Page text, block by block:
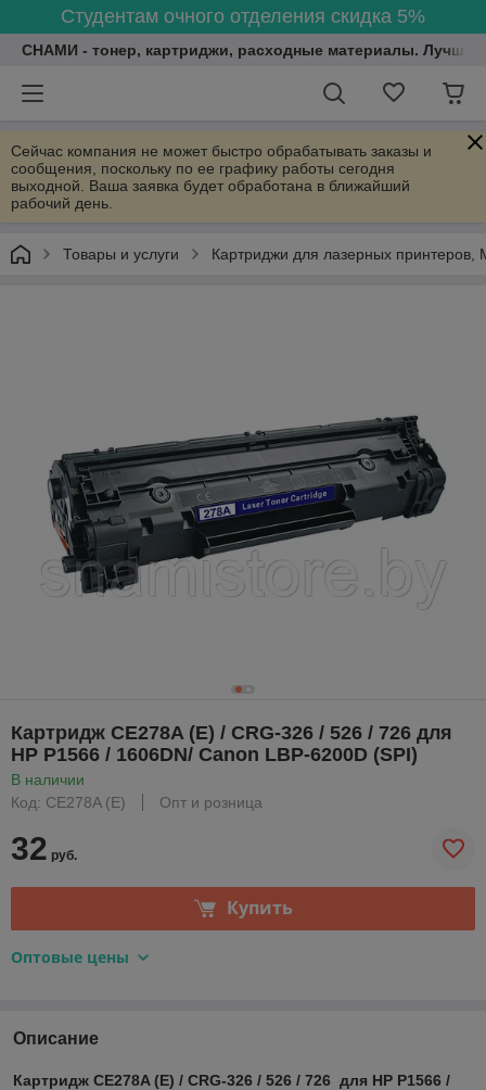
Студентам очного отделения скидка 5%
СНАМИ - тонер, картриджи, расходные материалы.
Сейчас компания не может быстро обрабатывать заказы и
сообщения, поскольку по ее графику работы сегодня
выходной. Ваша заявка будет обработана в ближайший
рабочий день.
Товары и услуги Картриджи для лазерных
Картридж CE278A (E) / CRG-326 / 526 / 726 для
HP P1566 / 1606DN/ Canon LBP-6200D (SPI)
В наличии
Код: CE278A (E)
Опт и розница
32 руб.
Купить
Оптовые цены
Описание
Картридж CE278A (E) / CRG-326 / 526 / 726 для HP P1566 /